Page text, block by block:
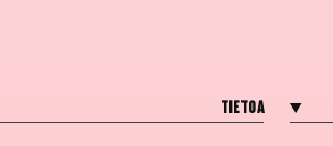
Tietoa